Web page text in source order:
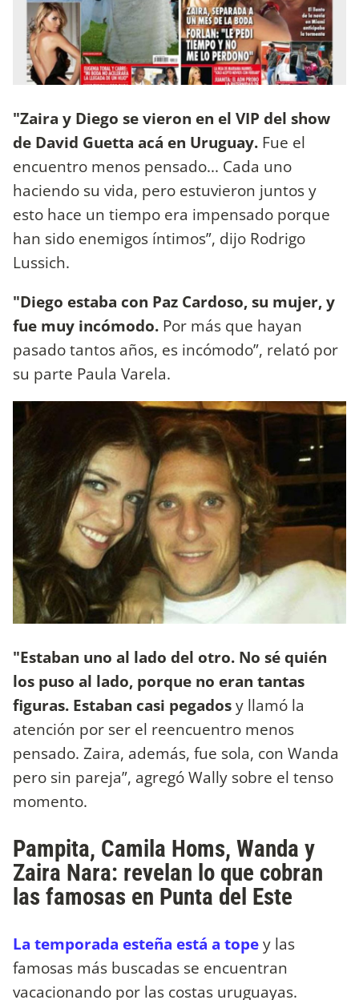
"Zaira y Diego se vieron en el VIP del show
de David Guetta acá en Uruguay. Fue el
encuentro menos pensado... Cada uno
haciendo su vida, pero estuvieron juntos y
esto hace un tiempo era impensado porque
han sido enemigos íntimos”, dijo Rodrigo
Lussich.
"Diego estaba con Paz Cardoso, su mujer, y
fue muy incómodo. Por más que hayan
pasado tantos años, es incómodo”, relató por
su parte Paula Varela.
"Estaban uno al lado del otro. No sé quién
los puso al lado, porque no eran tantas
figuras. Estaban casi pegadosy llamó la
atención por ser el reencuentro menos
pensado. Zaira, además, fue sola, con Wanda
pero sin pareja”, agregó Wally sobre el tenso
momento.
Pampita, Camila Homs, Wanda y
Zaira Nara: revelan lo que cobran
las famosas en Punta del Este
La temporada esteña está a topey las
famosas más buscadas se encuentran
vacacionando por las costas uruguayas.